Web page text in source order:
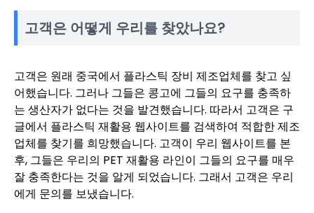
고객은 어떻게 우리를 찾았나요?
고객은 원래 중국에서 플라스틱 장비 제조업체를 찾고 싶
어했습니다. 그러나 그들은 콩고에 그들의 요구를 충족하
는 생산자가 없다는 것을 발견했습니다. 따라서 고객은 구
글에서 플라스틱 재활용 웹사이트를 검색하여 적합한 제조
업체를 찾기를 희망했습니다. 고객이 우리 웹사이트를 본
후, 그들은 우리의 PET 재활용 라인이 그들의 요구를 매우
잘 충족한다는 것을 알게 되었습니다. 그래서 고객은 우리
에게 문의를 보냈습니다.